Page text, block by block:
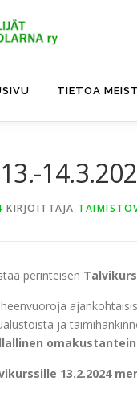
TIETOA
KIRJOITTAJA
perinteisen
ja
13.2.2024